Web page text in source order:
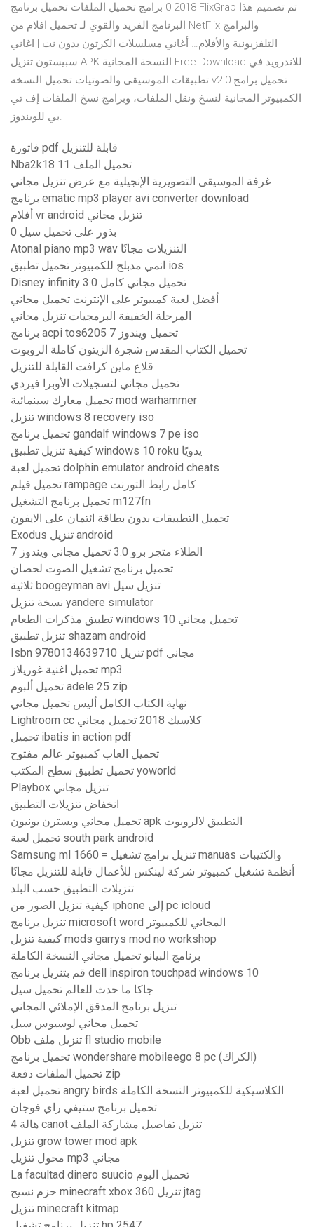
2018 0 برامج تحميل الملفات تحميل برنامج FlixGrab تم تصميم هذا
البرنامج الفريد والقوي لـ تحميل افلام من NetFlix والبرامج
التلفزيونية والأفلام… أغاني مسلسلات الكرتون بدون نت | اغاني
سبيستون تنزيل APK النسخة المجانية Free Download للاندرويد في
تطبيقات الموسيقى والصوتيات تحميل النسخه v2.0 تحميل برامج
الكمبيوتر المجانية لنسخ ونقل الملفات، وبرامج نسخ الملفات إف تي
بي للويندوز.
فاتورة pdf قابلة للتنزيل
Nba2k18 تحميل الملف 11
غرفة الموسيقى التصويرية الإنجيلية مع عرض تنزيل مجاني
برنامج ematic mp3 player avi converter download
أفلام vr android تنزيل مجاني
0 بذور على تحميل سيل
Atonal piano mp3 wav التنزيلات مجانًا
انمي مدبلج للكمبيوتر تحميل تطبيق ios
Disney infinity 3.0 تحميل مجاني كامل
أفضل لعبة كمبيوتر على الإنترنت تحميل مجاني
المرحلة الخفيفة البرمجيات تنزيل مجاني
برنامج acpi tos6205 تحميل ويندوز 7
تحميل الكتاب المقدس شجرة الزيتون كاملة الروبوت
قلاع ماين كرافت القابلة للتنزيل
تحميل مجاني لتسجيلات الأوبرا فيردي
تحميل معارك سينمائية mod warhammer
تنزيل windows 8 recovery iso
تحميل برنامج gandalf windows 7 pe iso
كيفية تنزيل تطبيق windows 10 roku يدويًا
تحميل لعبة dolphin emulator android cheats
تحميل فيلم rampage كامل رابط التورنت
تحميل برنامج التشغيل m127fn
تحميل التطبيقات بدون بطاقة ائتمان على الايفون
Exodus تنزيل android
الطلاء متجر برو 3.0 تحميل مجاني ويندوز 7
تحميل برنامج تشغيل الصوت لحصان
ثلاثية boogeyman avi تنزيل سيل
نسخة تنزيل yandere simulator
تطبيق مذكرات الطعام windows 10 تحميل مجاني
تنزيل تطبيق shazam android
Isbn 9780134639710 تنزيل pdf مجاني
تحميل اغنية غوريلاز mp3
تحميل ألبوم adele 25 zip
نهاية الكتاب الكامل أليس تحميل مجاني
Lightroom cc كلاسيك 2018 تحميل مجاني
تحميل ibatis in action pdf
تحميل العاب كمبيوتر عالم مفتوح
تحميل تطبيق سطح المكتب yoworld
Playbox تنزيل مجاني
انخفاض تنزيلات التطبيق
تحميل مجاني ويسترن يونيون apk التطبيق لالروبوت
تحميل لعبة south park android
Samsung ml 1660 = تنزيل برامج تشغيل manuas والكتيبات
أنظمة تشغيل كمبيوتر شركة لينكس للأعمال قابلة للتنزيل مجانًا
تنزيلات التطبيق حسب البلد
كيفية تنزيل الصور من iphone إلى pc icloud
تنزيل برنامج microsoft word المجاني للكمبيوتر
كيفية تنزيل mods garrys mod no workshop
برنامج البيانو تحميل مجاني النسخة الكاملة
قم بتنزيل برنامج dell inspiron touchpad windows 10
جاكا ما حدث للعالم تحميل سيل
تنزيل برنامج المدقق الإملائي المجاني
تحميل مجاني لوسيوس سيل
Obb تنزيل ملف fl studio mobile
تحميل برنامج wondershare mobileego 8 pc (الكراك)
تحميل الملفات دفعة zip
تحميل لعبة angry birds الكلاسيكية للكمبيوتر النسخة الكاملة
تحميل برنامج ستيفي راي فوجان
هالة 4 canot تنزيل تفاصيل مشاركة الملف
تنزيل grow tower mod apk
محول تنزيل mp3 مجاني
La facultad dinero suucio تحميل البوم
حزم نسيج minecraft xbox 360 تنزيل jtag
تنزيل minecraft kitmap